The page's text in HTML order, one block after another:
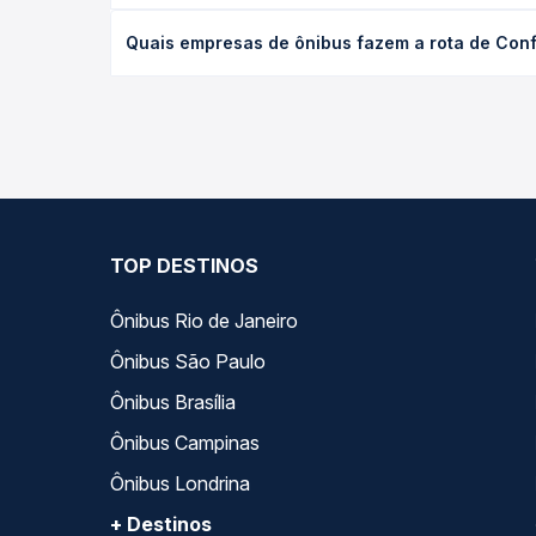
a antecedência da compra. Na Quero Passagem
Quais empresas de ônibus fazem a rota de
TOP DESTINOS
Ônibus Rio de Janeiro
Ônibus São Paulo
Ônibus Brasília
Ônibus Campinas
Ônibus Londrina
+ Destinos